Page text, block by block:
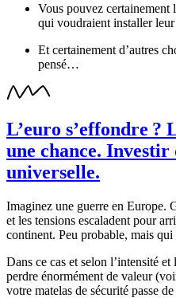
Vous pouvez certainement
qui voudraient installer leur
Et certainement d’autres
pensé…
L’euro s’effondre ?
une chance. Investir
universelle.
Imaginez une guerre en Europe.
et les tensions escaladent pour
continent. Peu probable, mais
Dans ce cas et selon l’intensité
perdre énormément de valeur
votre matelas de sécurité passe